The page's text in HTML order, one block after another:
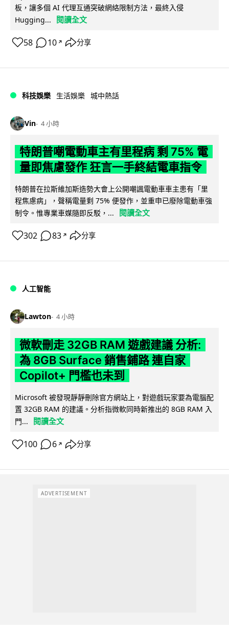
板，讓多個 AI 代理互通突破網絡限制方法，最終入侵
Hugging...
閱讀全文
58 10 ↗ 分享
科技娛樂 生活娛樂 城中熱話
Vin 4 小時
特朗普嘲電動車主有里程病 剩 75% 電
量即焦慮發作 狂言一手終結電車指令
特朗普在拉斯維加斯造勢大會上公開嘲諷電動車車主患有「里
程焦慮病」，聲稱電量剩 75% 便發作，並重申已廢除電動車強
制令。惟專業車媒隨即反駁，...
閱讀全文
302 83 ↗ 分享
人工智能
Lawton 4 小時
微軟刪走 32GB RAM 遊戲建議 分析:
為 8GB Surface 銷售鋪路 連自家
Copilot+ 門檻也未到
Microsoft 被發現靜靜刪除官方網站上，對遊戲玩家要為電腦配
置 32GB RAM 的建議。分析指微軟同時新推出的 8GB RAM 入
門...
閱讀全文
100 6 ↗ 分享
ADVERTISEMENT